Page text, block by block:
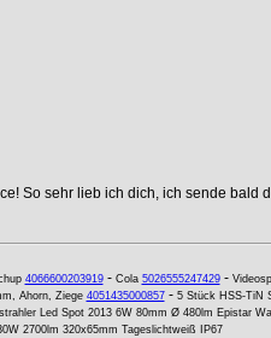
So sehr lieb ich dich, ich sende
4066600203919- Cola 5026555247429-
Ahorn, Ziege 4051435000857- 5 Stück HSS-TiN
Led Spot 2013 6W 80mm Ø 480lm Epistar
2700lm 320x65mm Tageslichtweiß IP67